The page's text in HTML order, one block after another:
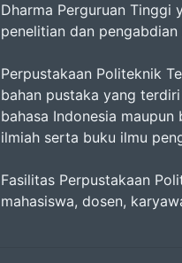
Dharma Perguruan Tinggi
penelitian dan
Perpustakaan Politeknik
bahan pustaka yang
bahasa Indonesia maupun
ilmiah serta buku ilmu
Fasilitas Perpustakaan
mahasiswa, dosen,